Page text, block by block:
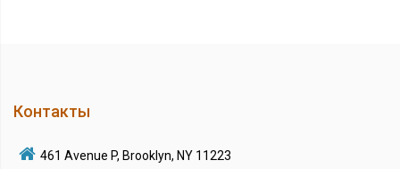
Контакты
461 Avenue P, Brooklyn, NY 11223